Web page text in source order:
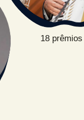
18 prêmios